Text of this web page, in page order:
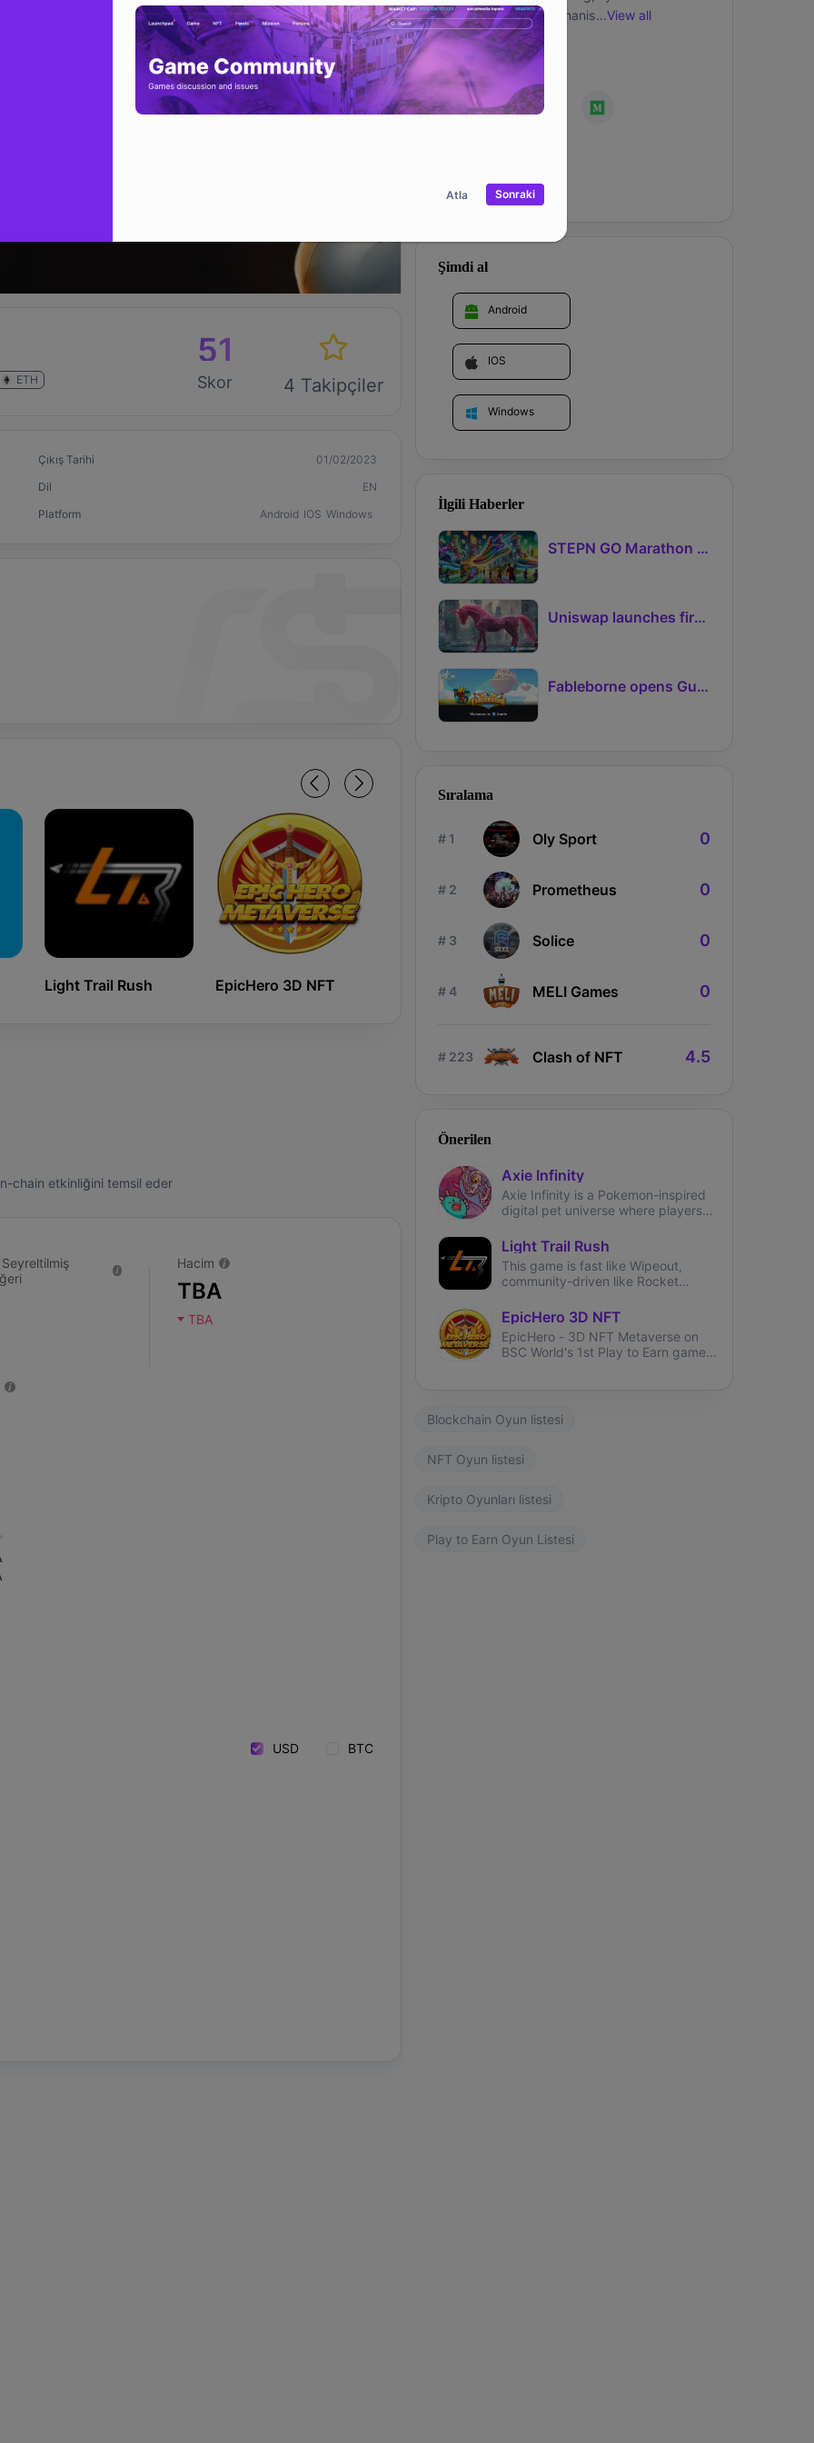
Atla Sonraki
ETH
51
Skor 4 Takipçiler
Çıkış Tarihi
01/02/2023
Dil
EN
Platform
Android IOS Windows
Light Trail Rush EpicHero 3D NFT Kingdom Karnage The Fabled
chain etkinliğini temsil eder
Hacim
TBA
TBA
USD BTC
and Play-to-Earn mechanism. Players can
experience both playability and economic
rewards in CON multiverse.
...View all
Topluluk
Şimdi al
Android
IOS
Windows
İlgili Haberler
STEPN GO Marathon Challenge Season 3: Sign-Ups Live With Teams and Missed-Day Insurance
Uniswap launches first Robinhood Chain launchpad
Fableborne opens Guild signups for Season 5 as Guilds 2.0 lifts the prize pool to 95%
Sıralama
# 1 Oly Sport 0
# 2 Prometheus 0
# 3 Solice 0
# 4 MELI Games 0
# 223 Clash of NFT 4.5
Önerilen
Axie Infinity
Axie Infinity is a Pokemon-inspired
digital pet universe where players
fantasy creatures called Axies.
Light Trail Rush
This game is fast like Wipeout,
community-driven like Rocket
tracks like TrackMania.
EpicHero 3D NFT
EpicHero - 3D NFT Metaverse on
BSC World's 1st Play to Earn game
Blockchain Oyun listesi
NFT Oyun listesi
Kripto Oyunları listesi
Play to Earn Oyun Listesi